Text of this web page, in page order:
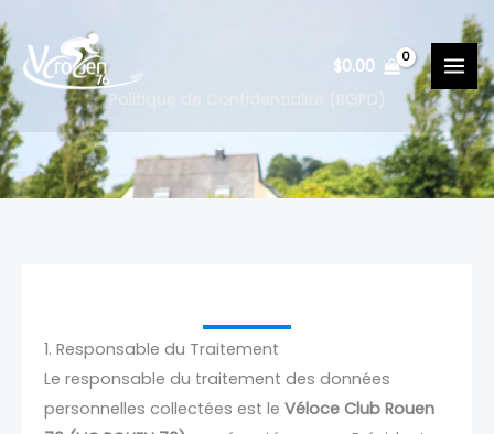
au
contenu
$0.00
Politique de Confidentialité (RGPD)
1. Responsable du Traitement
Le responsable du traitement des données
personnelles collectées est le Véloce Club Rouen